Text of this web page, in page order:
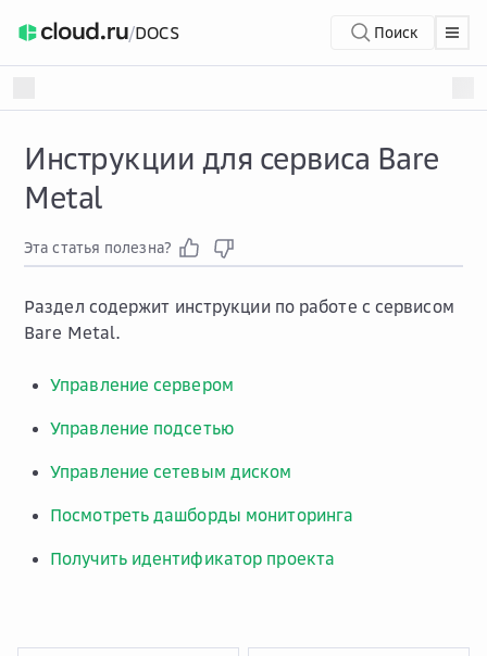
/DOCS Поиск
Инструкции для сервиса Bare
Metal
Эта статья полезна?
Раздел содержит инструкции по работе с сервисом
Bare Metal.
Управление сервером
Управление подсетью
Управление сетевым диском
Посмотреть дашборды мониторинга
Получить идентификатор проекта